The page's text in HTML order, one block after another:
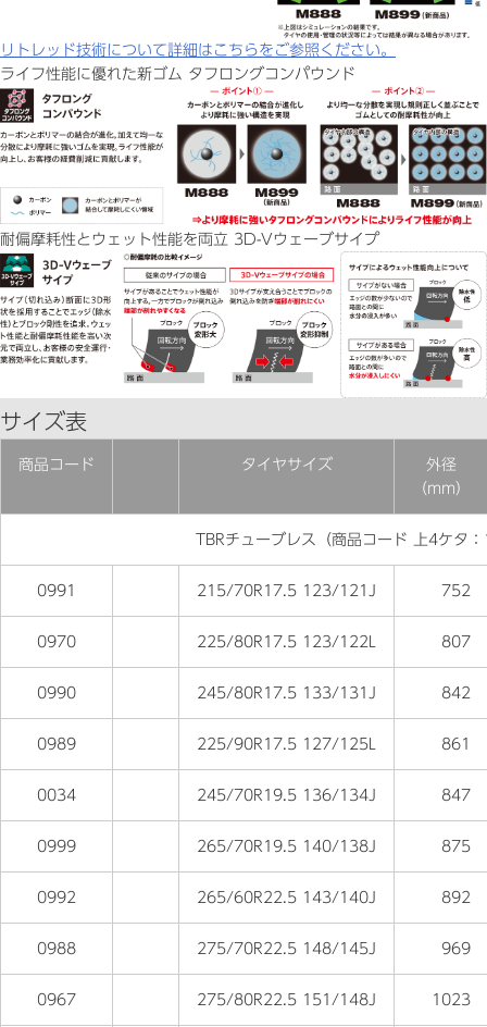
リトレッド技術について詳細はこちらをご参照ください。
ライフ性能に優れた新ゴム タフロングコンパウンド
耐偏摩耗性とウェット性能を両立 3D-Vウェーブサイプ
サイズ表
商品コード タイヤサイズ
外径
（mm）
TBRチューブレス（商品コード 上4ケタ
0991 215/70R17.5 123/121J 752
0970 225/80R17.5 123/122L 807
0990 245/80R17.5 133/131J 842
0989 225/90R17.5 127/125L 861
0034 245/70R19.5 136/134J 847
0999 265/70R19.5 140/138J 875
0992 265/60R22.5 143/140J 892
0988 275/70R22.5 148/145J 969
0967 275/80R22.5 151/148J 1023